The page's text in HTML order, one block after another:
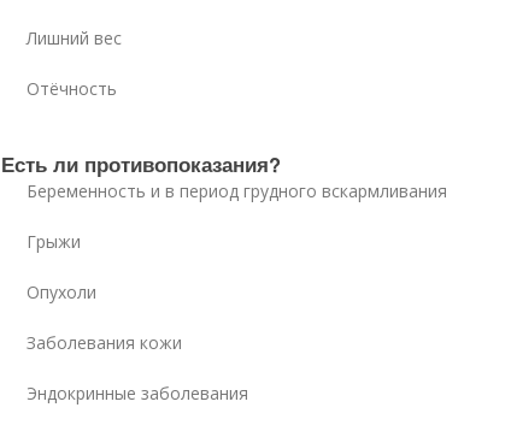
Лишний вес
Отёчность
Есть ли противопоказания?
Беременность и в период грудного вскармливания
Грыжи
Опухоли
Заболевания кожи
Эндокринные заболевания